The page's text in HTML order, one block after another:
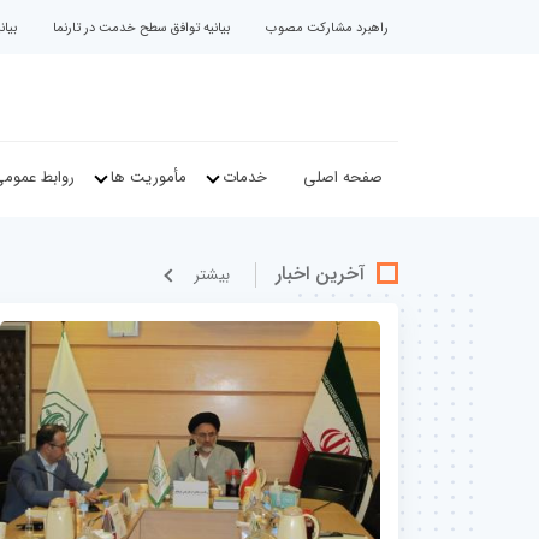
راهبرد مشارکت مصوب بیانیه توافق سطح خدمت در تارنما
صفحه اصلی خدمات مأموریت ها روابط
آخرین اخبار بيشتر